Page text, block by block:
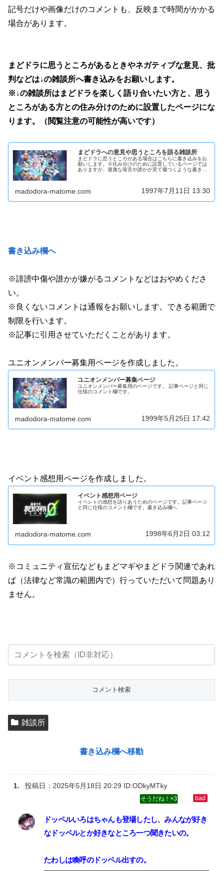
記号だけや画像だけのコメントも、反映まで時間がかかる
場合があります。
まどドラに思うところがあるときやネガティブな意見、批
判などは↓の雑談所へ書き込みをお願いします。
※↓の雑談所はまどドラを楽しく語り合いたい方と、思う
ところがある方との住み分けのために設置したページにな
ります。（閲覧注意の可能性が高いです）
まどドラへの意見や思うところを語る雑談所
まどドラに思うところがある場合はこちらに書き込みをお
願いします。※住み分けのために設置しているページでは
ありますが、過激な発言や誰かが見て傷つくような書き込
madodora-matome.com 1997年7月11日 13:30
書き込み欄へ
※誹謗中傷や誰かが嫌がるコメントなどはおやめくださ
い。
※良くないコメントは通報をお願いします。できる範囲で
制限を行います。
※記事に引用させていただくことがあります。
ユニオンメンバー募集用ページを作成しました。
ユニオンメンバー募集ページ
ユニオンメンバー募集用のページです。 記事ページと同じ
仕様のコメント欄です。
madodora-matome.com 1999年5月25日 17:42
イベント感想用ページを作成しました。
イベント感想用ページ
イベントの感想を語りあうためのページです。記事ページ
と同じ仕様のコメント欄です。書き込み欄へ
madodora-matome.com 1998年6月2日 03:12
※コミュニティ宣伝などもまどマギやまどドラ関連であれ
ば（法律など常識の範囲内で）行っていただいて問題あり
ません。
雑談所
書き込み欄へ移動
投稿日：2025年5月18日 20:29 ID:ODkyMTky
3
ドッペルいろはちゃんも登場したし、みんなが好き
なドッペルとか好きなところ一つ聞きたいの。‌
たわしは喚呼のドッペル出すの。